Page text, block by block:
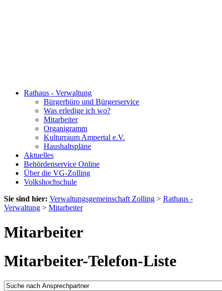
Rathaus - Verwaltung
Bürgerbüro und Bürgerservice
Was erledige ich wo?
Mitarbeiter
Organigramm
Kulturraum Ampertal e.V.
Haushaltspläne
Aktuelles
Behördenservice Online
Über die VG-Zolling
Volkshochschule
Sie sind hier: Verwaltungsgemeinschaft Zolling > Rathaus -
Verwaltung > Mitarbeiter
Mitarbeiter
Mitarbeiter-Telefon-Liste